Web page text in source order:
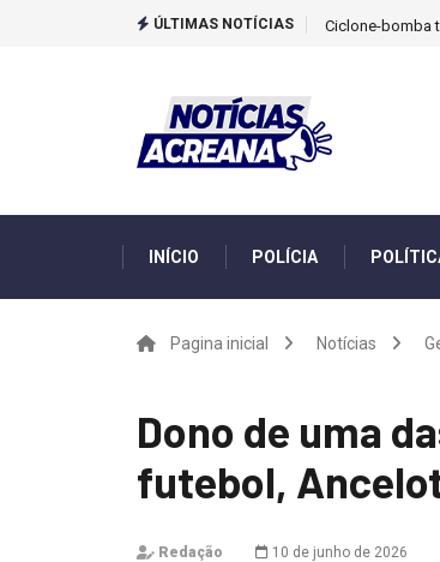
ÚLTIMAS NOTÍCIAS Ciclone-bomba
INÍCIO POLÍCIA
Pagina inicial Notícias
Dono de uma
futebol,
Redação 10 de junho de 2026